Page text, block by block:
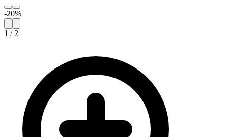
-20%
1 / 2